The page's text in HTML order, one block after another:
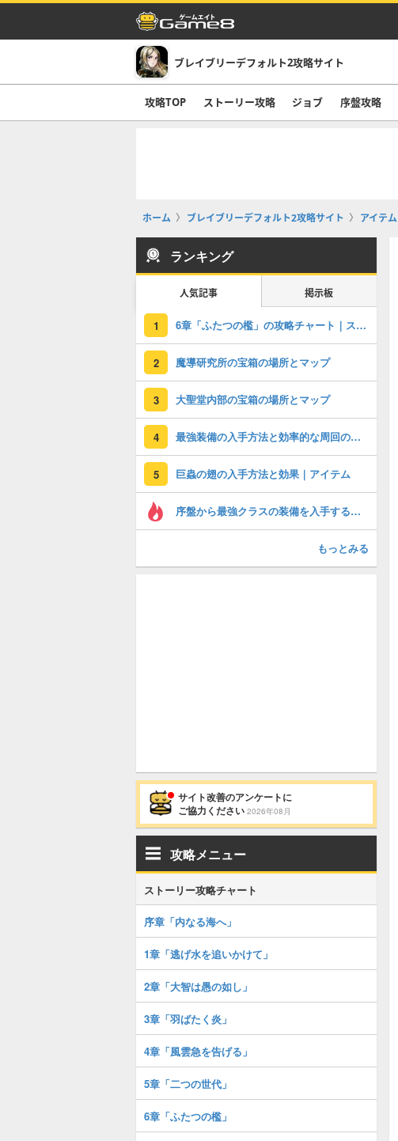
ブレイブリーデフォルト2攻略サイト
攻略TOP ストーリー攻略 ジョブ 序盤攻略
ホーム ブレイブリーデフォルト2攻略サイト アイテム
ランキング
人気記事 掲示板
1 6章「ふたつの檻」の攻略チャート｜ストーリー
2 魔導研究所の宝箱の場所とマップ
3 大聖堂内部の宝箱の場所とマップ
4 最強装備の入手方法と効率的な周回の仕方
5 巨蟲の翅の入手方法と効果｜アイテム
序盤から最強クラスの装備を入手する方法
もっとみる
サイト改善のアンケートに
ご協力ください 2026年08月
攻略メニュー
ストーリー攻略チャート
序章「内なる海へ」
1章「逃げ水を追いかけて」
2章「大智は愚の如し」
3章「羽ばたく炎」
4章「風雲急を告げる」
5章「二つの世代」
6章「ふたつの檻」